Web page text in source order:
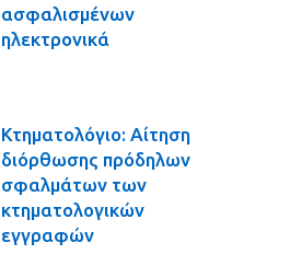
ασφαλισμένων
ηλεκτρονικά
Κτηματολόγιο: Αίτηση
διόρθωσης πρόδηλων
σφαλμάτων των
κτηματολογικών
εγγραφών